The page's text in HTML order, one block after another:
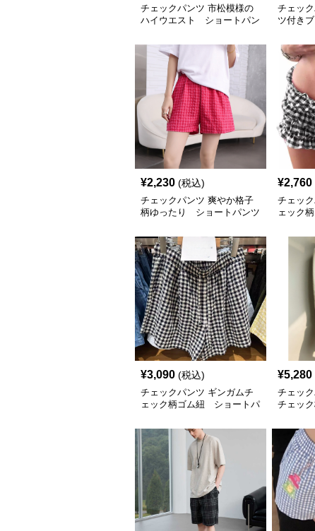
チェックパンツ 市松模様の
ハイウエスト ショートパン
チェッ
ツ付き
¥2,230 (税込)
チェックパンツ 爽やか格子
柄ゆったり ショートパンツ
¥2,760
チェッ
ェック
¥3,090 (税込)
チェックパンツ ギンガムチ
ェック柄ゴム紐 ショートパ
¥5,280
チェッ
チェッ